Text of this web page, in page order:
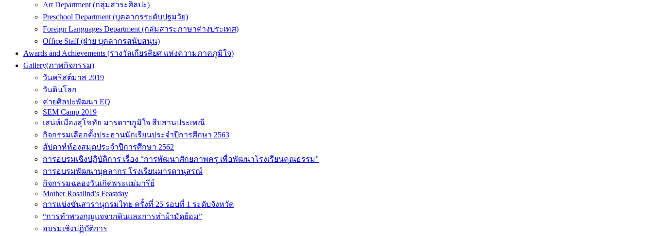
Art Department (กลุ่มสาระศิลปะ)
Preschool Department (บุคลากรระดับปฐมวัย)
Foreign Languages Department (กลุ่มสาระภาษาต่างประเทศ)
Office Staff (ฝ่าย บุคลากรสนับสนุน)
Awards and Achievements (รางวัลเกียรติยศ แห่งความภาคภูมิใจ)
Gallery(ภาพกิจกรรม)
วันคริสต์มาส 2019
วันดินโลก
ค่ายศิลปะพัฒนา EQ
SEM Camp 2019
เสน่ห์เมืองสุโขทัย มารดาฯภูมิใจ สืบสานประเพณี
กิจกรรมเลือกตั้งประธานนักเรียนประจำปีการศึกษา 2563
สัปดาห์ห้องสมุดประจำปีการศึกษา 2562
การอบรมเชิงปฏิบัติการ เรื่อง “การพัฒนาศักยภาพครู เพื่อพัฒนาโรงเรียนคุณธรรม”
การอบรมพัฒนาบุคลากร โรงเรียนมารดานุสรณ์
กิจกรรมฉลองวันเกิดพระแม่มารีย์
Mother Rosalind’s Feastday
การแข่งขันสารานุกรมไทย ครั้งที่ 25 รอบที่ 1 ระดับจังหวัด
“การทำพวงกุญแจจากดินและการทำผ้ามัดย้อม”
อบรมเชิงปฏิบัติการ